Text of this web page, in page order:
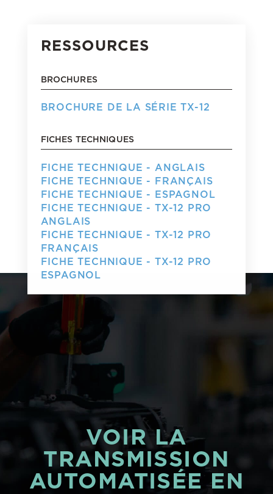
RESSOURCES
BROCHURES
BROCHURE DE LA SÉRIE TX-12
FICHES TECHNIQUES
FICHE TECHNIQUE - ANGLAIS
FICHE TECHNIQUE - FRANÇAIS
FICHE TECHNIQUE - ESPAGNOL
FICHE TECHNIQUE - TX-12 PRO
ANGLAIS
FICHE TECHNIQUE - TX-12 PRO
FRANÇAIS
FICHE TECHNIQUE - TX-12 PRO
ESPAGNOL
VOIR LA
TRANSMISSION
AUTOMATISÉE EN